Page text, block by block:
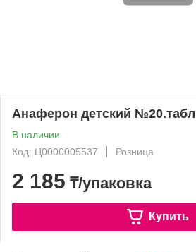
Анаферон детский №20.табл
В наличии
Код: Ц0000005537
Розница
2 185 ₸/упаковка
Купить